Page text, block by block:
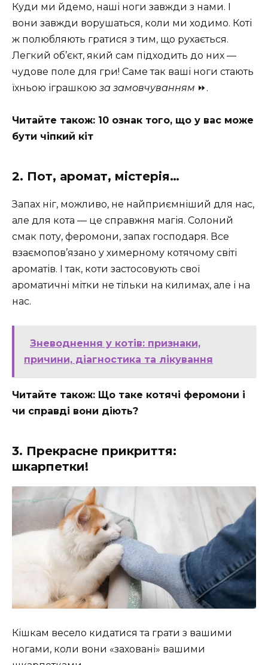
Куди ми йдемо, наші ноги завжди з нами. І
вони завжди ворушаться, коли ми ходимо. Коті
ж полюбляють гратися з тим, що рухається.
Легкий об’єкт, який сам підходить до них —
чудове поле для гри! Саме так ваші ноги стають
їхньою іграшкою за замовчуванням ⏩.
Читайте також: 10 ознак того, що у вас може
бути чіпкий кіт
2. Пот, аромат, містерія…
Запах ніг, можливо, не найприємніший для нас,
але для кота — це справжня магія. Солоний
смак поту, феромони, запах господаря. Все
взаємопов’язано у химерному котячому світі
ароматів. І так, коти застосовують свої
ароматичні мітки не тільки на килимах, але і на
нас.
Зневоднення у котів: признаки,
причини, діагностика та лікування
Читайте також: Що таке котячі феромони і
чи справді вони діють?
3. Прекрасне прикриття:
шкарпетки!
Кішкам весело кидатися та грати з вашими
ногами, коли вони «заховані» вашими